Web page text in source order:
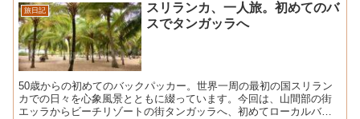
旅日記
スリランカ、一人旅。初めてのバ
スでタンガッラへ
50歳からの初めてのバックパッカー。世界一周の最初の国スリラン
カでの日々を心象風景とともに綴っています。今回は、山間部の街
エッラからビーチリゾートの街タンガッラへ、初めてローカルバス